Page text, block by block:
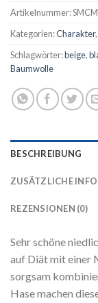
Artikelnummer:
Kategorien:Charakter,
Schlagwörter:beige,
Baumwolle
BESCHREIBUNG
ZUSÄTZLICHE
REZENSIONEN (0)
Sehr schöne
auf Diät mit einer
sorgsam
Hase machen